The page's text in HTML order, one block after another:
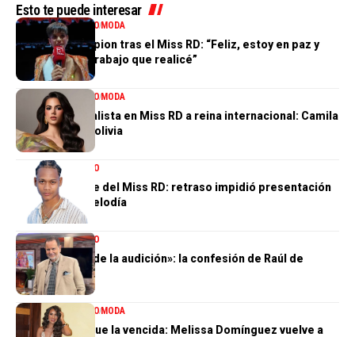
Esto te puede interesar
ENTRETENIMIENTOMODA
Valentina Campion tras el Miss RD: “Feliz, estoy en paz y
orgullosa del trabajo que realicé”
ENTRETENIMIENTOMODA
De tercera finalista en Miss RD a reina internacional: Camila
Issa rumbo a Bolivia
ENTRETENIMIENTO
El gran ausente del Miss RD: retraso impidió presentación
de Dalvin La Melodía
ENTRETENIMIENTO
«Perdí el 85 % de la audición»: la confesión de Raúl de
Molina
ENTRETENIMIENTOMODA
La tercera no fue la vencida: Melissa Domínguez vuelve a